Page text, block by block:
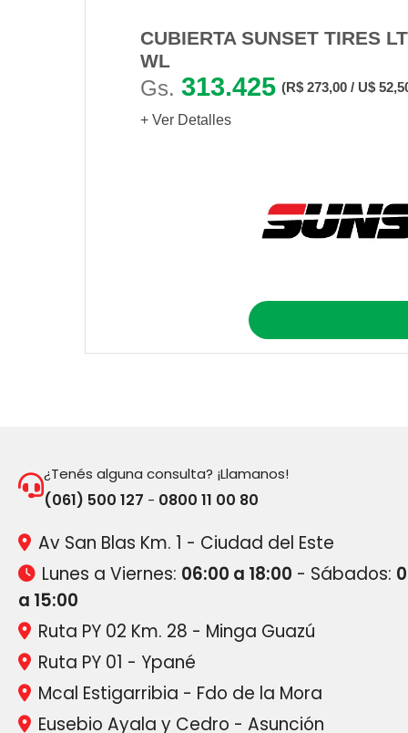
CUBIERTA SUNSET TIRES
WL
Gs. 313.425 (R$ 273,00 / U$
+ Ver Detalles
¿Tenés alguna consulta? ¡Llamanos!
(061) 500 127 - 0800 11 00 80
Av San Blas Km. 1 - Ciudad del Este
Lunes a Viernes: 06:00 a 18:00 - Sábados:
a 15:00
Ruta PY 02 Km. 28 - Minga Guazú
Ruta PY 01 - Ypané
Mcal Estigarribia - Fdo de la Mora
Eusebio Ayala y Cedro - Asunción